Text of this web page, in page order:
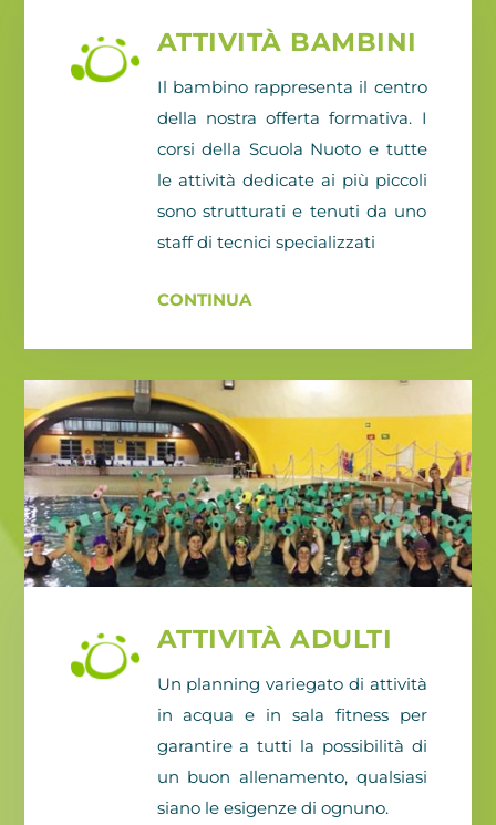
ATTIVITÀ BAMBINI
Il bambino rappresenta il centro
della nostra offerta formativa. I
corsi della Scuola Nuoto e tutte
le attività dedicate ai più piccoli
sono strutturati e tenuti da uno
staff di tecnici specializzati
CONTINUA
ATTIVITÀ ADULTI
Un planning variegato di attività
in acqua e in sala fitness per
garantire a tutti la possibilità di
un buon allenamento, qualsiasi
siano le esigenze di ognuno.